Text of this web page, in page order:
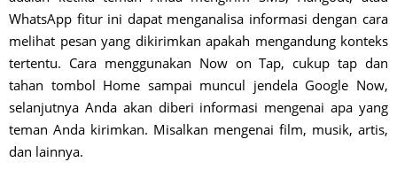
WhatsApp fitur ini dapat menganalisa informasi dengan cara
melihat pesan yang dikirimkan apakah mengandung konteks
tertentu. Cara menggunakan Now on Tap, cukup tap dan
tahan tombol Home sampai muncul jendela Google Now,
selanjutnya Anda akan diberi informasi mengenai apa yang
teman Anda kirimkan. Misalkan mengenai film, musik, artis,
dan lainnya.